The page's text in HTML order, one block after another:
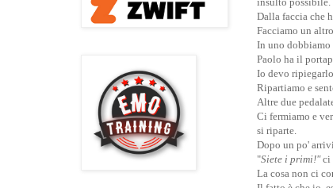
Dalla faccia che
Facciamo un
In uno dobbiamo
Paolo ha il
Io devo
Ripartiamo e
Altre due
Ci fermiamo e
si riparte.
Dopo un po'
"Siete i primi!"ci
La cosa non ci